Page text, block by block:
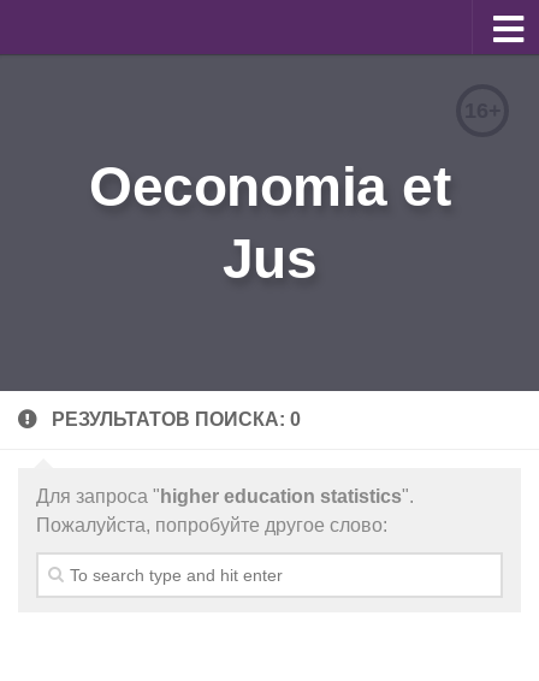
Для авторов
Архив
Oeconomia et
Jus
РЕЗУЛЬТАТОВ ПОИСКА: 0
Для запроса " higher education statistics".
Пожалуйста, попробуйте другое слово: